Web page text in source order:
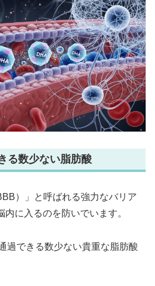
る数少ない脂肪酸
）」と呼ばれる強力なバリア
に入るのを防いでいます。
過できる数少ない貴重な脂肪酸